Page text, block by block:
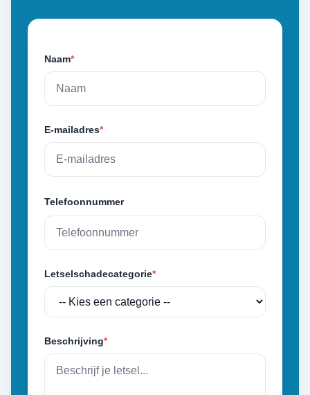
Naam*
E-mailadres*
Telefoonnummer
Letselschadecategorie*
Beschrijving*